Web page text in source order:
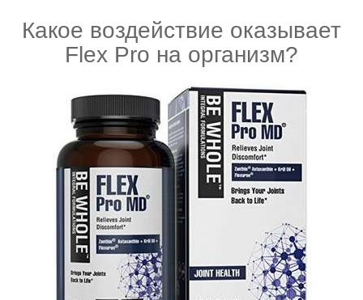
Какое воздействие оказывает
Flex Pro на организм?